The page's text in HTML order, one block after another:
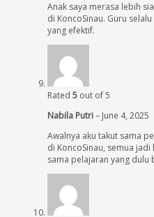
Anak saya merasa lebih
di KoncoSinau. Guru
yang efektif.
Rated 5 out of 5
Nabila Putri– June 4, 2025
Awalnya aku takut sama
di KoncoSinau, semua
sama pelajaran yang dulu